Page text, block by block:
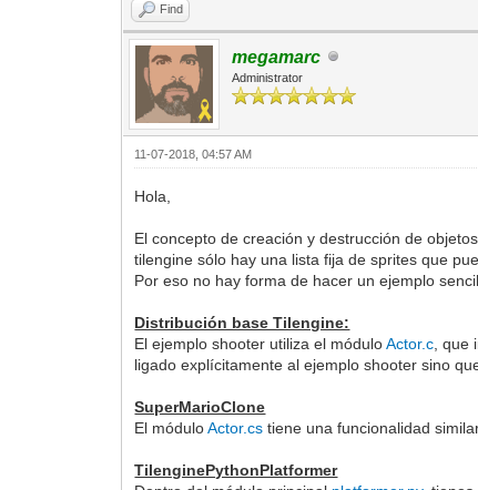
Find
megamarc
Administrator
11-07-2018, 04:57 AM
Hola,
El concepto de creación y destrucción de
tilengine sólo hay una lista fija de sprites que
Por eso no hay forma de hacer un ejemplo
Distribución base Tilengine:
El ejemplo shooter utiliza el móduloActor.c ,
ligado explícitamente al ejemplo shooter sino
SuperMarioClone
El móduloActor.cs tiene una funcionalidad
TilenginePythonPlatformer